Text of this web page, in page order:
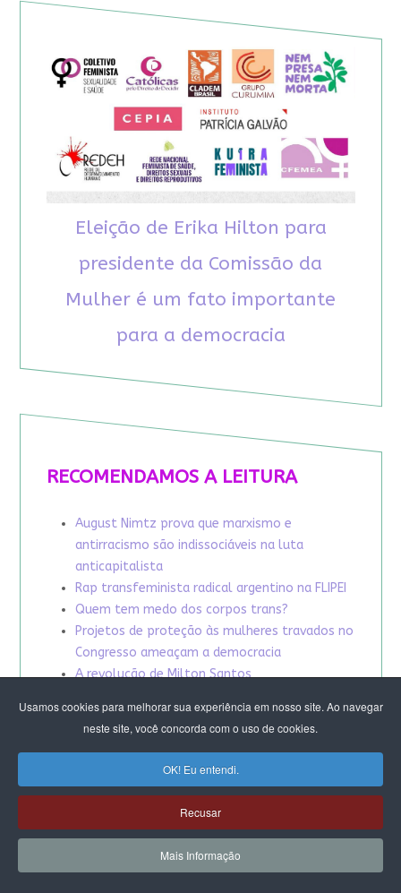
Usamos cookies para melhorar sua experiência em nosso site. Ao navegar
neste site, você concorda com o uso de cookies.
OK! Eu entendi.
Recusar
Mais Informação
Eleição de Erika Hilton para
presidente da Comissão da
Mulher é um fato importante
para a democracia
RECOMENDAMOS A LEITURA
August Nimtz prova que marxismo e
antirracismo são indissociáveis na luta
anticapitalista
Rap transfeminista radical argentino na FLIPEI
Quem tem medo dos corpos trans?
Projetos de proteção às mulheres travados no
Congresso ameaçam a democracia
A revolução de Milton Santos